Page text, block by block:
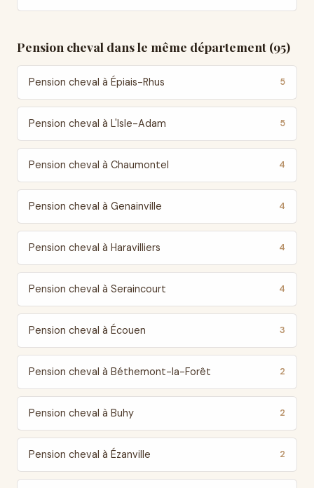
Pension cheval dans le même département (95)
Pension cheval à Épiais-Rhus 5
Pension cheval à L'Isle-Adam 5
Pension cheval à Chaumontel 4
Pension cheval à Genainville 4
Pension cheval à Haravilliers 4
Pension cheval à Seraincourt 4
Pension cheval à Écouen 3
Pension cheval à Béthemont-la-Forêt 2
Pension cheval à Buhy 2
Pension cheval à Ézanville 2